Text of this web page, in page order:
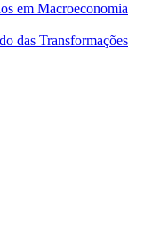
em Macroeconomia
das Transformações